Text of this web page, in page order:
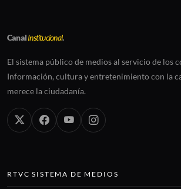
CanalInstitucional.
El sistema público de medios al servicio de los
Información, cultura y entretenimiento con la
merece la ciudadanía.
RTVC SISTEMA DE MEDIOS